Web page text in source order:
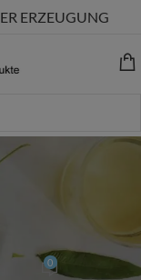
ERZEUGUNG
2022 0